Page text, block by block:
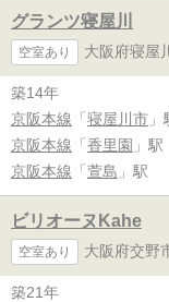
グランツ寝屋川
空室あり 大阪府寝屋
築14年
京阪本線 「 寝屋川市 」
京阪本線 「 香里園 」駅
京阪本線 「 萱島 」駅
ビリオーヌKahe
空室あり 大阪府交野
築21年